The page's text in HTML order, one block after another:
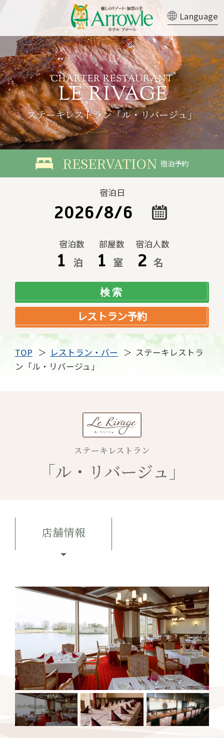
Language
宿泊予約
宿泊日
宿泊数
泊
部屋数
室
宿泊人数
名
レストラン予約
TOP レストラン・バー
ステーキレストラ
ン「ル・リバージュ」
ステーキレストラン「ル・リバージュ」
ステーキレストラン
「ル・リバージュ」
店舗情報